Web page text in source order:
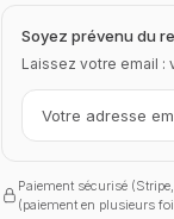
Soyez prévenu du
Laissez votre email :
Paiement sécurisé
(paiement en plusieurs